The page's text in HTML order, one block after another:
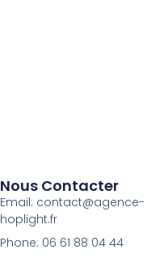
Nous Contacter
Email: contact@agence-
hoplight.fr
Phone: 06 61 88 04 44